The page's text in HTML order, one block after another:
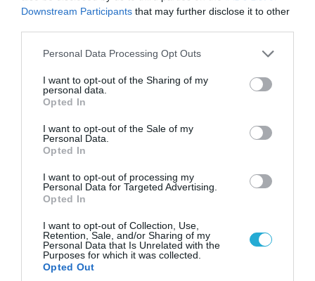
Downstream Participants that may further disclose it to other
Please note that this website/app uses one or more Google
not limited to your visit or usage behaviour. You may click to
grant or deny consent to Google and its third-party tags to
use your data for below specified purposes in below Google
consent section.
Personal Data Processing Opt Outs
I want to opt-out of the Sharing of my
personal data.
Opted In
I want to opt-out of the Sale of my
Personal Data.
Opted In
I want to opt-out of processing my
Personal Data for Targeted Advertising.
Opted In
I want to opt-out of Collection, Use,
Retention, Sale, and/or Sharing of my
Personal Data that Is Unrelated with the
Purposes for which it was collected.
Opted Out
από τον χάρτη» σημείο διέλευσης των
ουκρανικών δυνάμεων στην Ζαπορίζια
08.08.2026 | 17:02
Σε «αναμμένα κάρβουνα» η Τουρκία:
Περιορίζει την κίνηση πλοίων από την Μαύρη